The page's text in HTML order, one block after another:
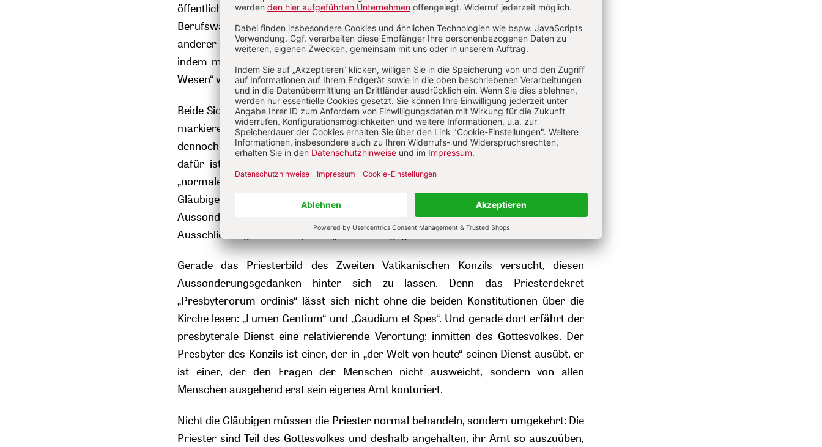
öffentlich um die Akzeptanz seines Berufs bittet und meint, er sei aufgrund seiner
Berufswahl in der Gesellschaft unerwünscht. Das wird noch zugespitzt, wenn von
anderer Seite gefordert wird, man könne dem Klerikalismus den Boden entziehen,
indem man den Priester „normal behandelt“ und ihn nicht als „übermenschliches
Wesen“ wahrnimmt.
Beide Sichtweisen lesen sich wie ein Relikt aus längst vergangenen Tagen. Denn sie
markieren ein Priesterbild, das zwar nach einer Normalbehandlung verlangt, aber
dennoch auf Abgrenzung und Aussonderung aufbaut. Das markanteste Zeichen
dafür ist das Kollarhemd, das suggeriert, dass der Träger anders ist als das
„normale Gottesvolk“. Und wenn dann noch Auseinandersetzungen mit Anfragen der
Gläubigen mit dem Rückzug in den liturgischen Raum ausgewichen wird, ist die
Aussonderung perfekt. Wie soll man jemandem, der seine eigene Rolle auf
Ausschließungen aufbaut, noch „normal“ begegnen?
Gerade das Priesterbild des Zweiten Vatikanischen Konzils versucht, diesen
Aussonderungsgedanken hinter sich zu lassen. Denn das Priesterdekret
„Presbyterorum ordinis“ lässt sich nicht ohne die beiden Konstitutionen über die
Kirche lesen: „Lumen Gentium“ und „Gaudium et Spes“. Und gerade dort erfährt der
presbyterale Dienst eine relativierende Verortung: inmitten des Gottesvolkes. Der
Presbyter des Konzils ist einer, der in „der Welt von heute“ seinen Dienst ausübt, er
ist einer, der den Fragen der Menschen nicht ausweicht, sondern von allen
Menschen ausgehend erst sein eigenes Amt konturiert.
Nicht die Gläubigen müssen die Priester normal behandeln, sondern umgekehrt: Die
Priester sind Teil des Gottesvolkes und deshalb angehalten, ihr Amt so auszuüben,